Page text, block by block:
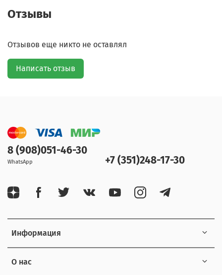
Отзывы
Отзывов еще никто не оставлял
Написать отзыв
Информация
О нас
8 (908)051-46-30
WhatsApp +7 (351)248-17-30